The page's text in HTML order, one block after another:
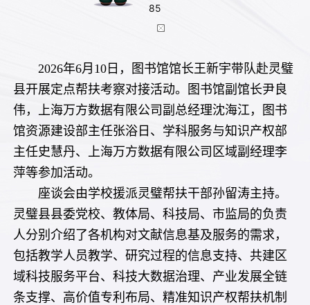
85
2026年6月10日，图书馆馆长王新宇带队赴灵璧
县开展定点帮扶考察对接活动。图书馆副馆长尹良
伟，上海万方数据有限公司副总经理沈海江，图书
馆资源建设部主任张浴日、学科服务与知识产权部
主任史慧丹、上海万方数据有限公司区域副经理李
萍等参加活动。
座谈会由学校援派灵璧帮扶干部孙留涛主持。
灵璧县县委党校、教体局、科技局、市监局的负责
人分别介绍了各机构对文献信息基及服务的需求，
包括教学人员教学、研究过程的信息支持、共建区
域科技服务平台、科技大数据治理、产业发展全链
条支撑、高价值专利布局、精准知识产权帮扶机制